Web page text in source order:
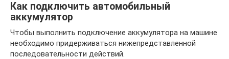
Как подключить автомобильный
аккумулятор
Чтобы выполнить подключение аккумулятора на машине
необходимо придерживаться нижепредставленной
последовательности действий.